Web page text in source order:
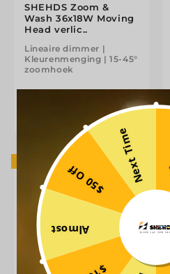
Next Time
$50 Off
Almost
SHEHDS Zoom &
Wash 36x18W Moving
Head verlic..
Lineaire dimmer |
Kleurenmenging | 15-45°
zoomhoek
- 12%